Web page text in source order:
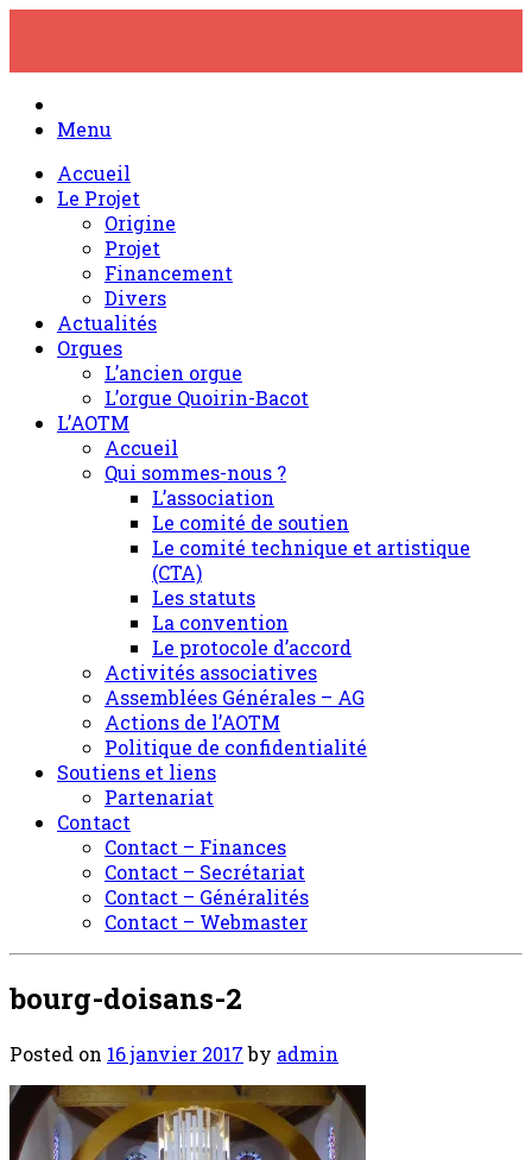
content
Menu
Accueil
Le Projet
Origine
Projet
Financement
Divers
Actualités
Orgues
L’ancien orgue
L’orgue Quoirin-Bacot
L’AOTM
Accueil
Qui sommes-nous ?
L’association
Le comité de soutien
Le comité technique et artistique
(CTA)
Les statuts
La convention
Le protocole d’accord
Activités associatives
Assemblées Générales – AG
Actions de l’AOTM
Politique de confidentialité
Soutiens et liens
Partenariat
Contact
Contact – Finances
Contact – Secrétariat
Contact – Généralités
Contact – Webmaster
bourg-doisans-2
Posted on 16 janvier 2017by admin